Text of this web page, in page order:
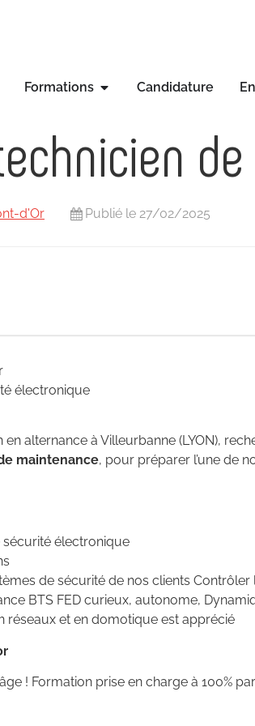
Formations Candidature
d'Or Publié le 27/02/2025
électronique
en alternance à Villeurbanne (LYON),
maintenance, pour préparer l’une de
électronique
de sécurité de nos clients
BTS FED curieux, autonome,
réseaux et en domotique est apprécié
! Formation prise en charge à 100%